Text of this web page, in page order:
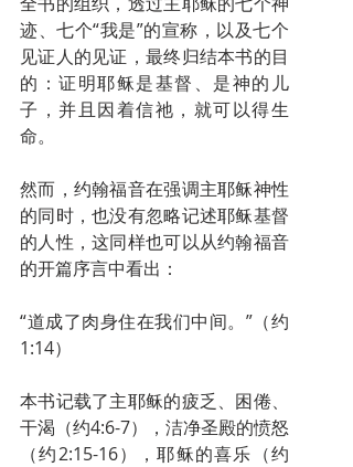
迹、七个“我是”的宣称，以及七个
见证人的见证，最终归结本书的目
的：证明耶稣是基督、是神的儿
子，并且因着信祂，就可以得生
命。
然而，约翰福音在强调主耶稣神性
的同时，也没有忽略记述耶稣基督
的人性，这同样也可以从约翰福音
的开篇序言中看出：
“道成了肉身住在我们中间。”（约
1:14）
本书记载了主耶稣的疲乏、困倦、
干渴（约4:6-7），洁净圣殿的愤怒
（约2:15-16），耶稣的喜乐（约